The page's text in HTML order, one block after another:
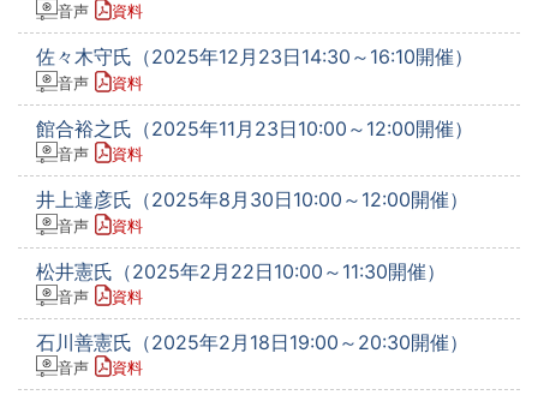
音声 資料
佐々木守氏（2025年12月23日14:30～16:10開催）
音声 資料
館合裕之氏（2025年11月23日10:00～12:00開催）
音声 資料
井上達彦氏（2025年8月30日10:00～12:00開催）
音声 資料
松井憲氏（2025年2月22日10:00～11:30開催）
音声 資料
石川善憲氏（2025年2月18日19:00～20:30開催）
音声 資料